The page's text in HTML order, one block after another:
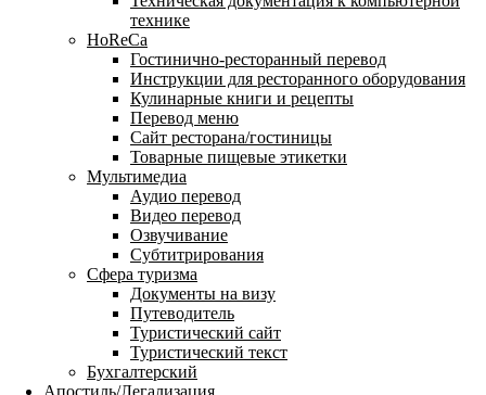
технике
HoReCa
Гостинично-ресторанный перевод
Инструкции для ресторанного оборудования
Кулинарные книги и рецепты
Перевод меню
Сайт ресторана/гостиницы
Товарные пищевые этикетки
Мультимедиа
Аудио перевод
Видео перевод
Озвучивание
Субтитрирования
Сфера туризма
Документы на визу
Путеводитель
Туристический сайт
Туристический текст
Бухгалтерский
Апостиль/Легализация